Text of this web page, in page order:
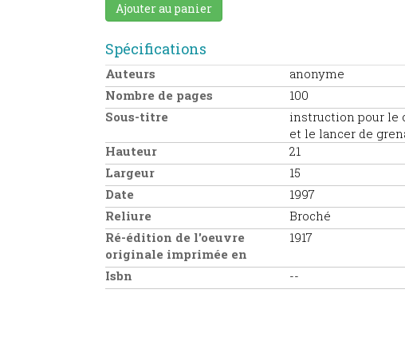
Ajouter au panier
Spécifications
Auteurs
anonyme
Nombre de pages
100
Sous-titre
instruction pour le
et le lancer de
Hauteur
21
Largeur
15
Date
1997
Reliure
Broché
Ré-édition de l'oeuvre
originale imprimée en
1917
Isbn --